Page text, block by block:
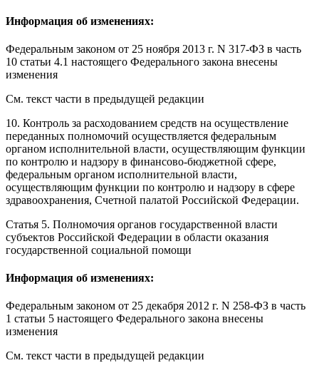
Информация об изменениях:
Федеральным законом от 25 ноября 2013 г. N 317-ФЗ в часть
10 статьи 4.1 настоящего Федерального закона внесены
изменения
См. текст части в предыдущей редакции
10. Контроль за расходованием средств на осуществление
переданных полномочий осуществляется федеральным
органом исполнительной власти, осуществляющим функции
по контролю и надзору в финансово-бюджетной сфере,
федеральным органом исполнительной власти,
осуществляющим функции по контролю и надзору в сфере
здравоохранения, Счетной палатой Российской Федерации.
Статья 5. Полномочия органов государственной власти
субъектов Российской Федерации в области оказания
государственной социальной помощи
Информация об изменениях:
Федеральным законом от 25 декабря 2012 г. N 258-ФЗ в часть
1 статьи 5 настоящего Федерального закона внесены
изменения
См. текст части в предыдущей редакции